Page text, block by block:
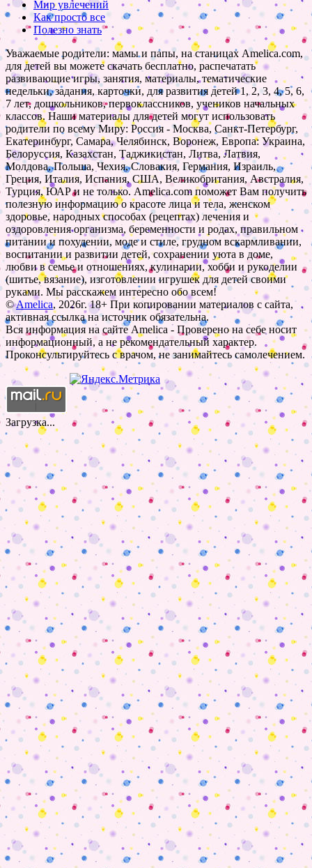
Мир увлечений
Как просто все
Полезно знать
Уважаемые родители: мамы и папы, на станицах Amelica.com,
для детей вы можете скачать бесплатно, распечатать
развивающие игры, занятия, материалы, тематические
недельки, задания, карточки, для развития детей 1, 2, 3, 4, 5, 6,
7 лет, дошкольников, первоклассников, учеников начальных
классов. Наши материалы для детей могут использовать
родители по всему Миру: Россия - Москва, Санкт-Петербург,
Екатеринбург, Самара, Челябинск, Воронеж, Европа: Украина,
Белоруссия, Казахстан, Таджикистан, Литва, Латвия,
Молдова, Польша, Чехия, Словакия, Германия, Израиль,
Греция, Италия, Испания, США, Великобритания, Австралия,
Турция, ЮАР и не только. Amelica.com поможет Вам получить
полезную информацию о красоте лица и тела, женском
здоровье, народных способах (рецептах) лечения и
оздоровления организма, беременности и родах, правильном
питании и похудении, моде и стиле, грудном вскармливании,
воспитании и развитии детей, сохранении уюта в доме,
любви в семье и отношениях, кулинарии, хобби и рукоделии
(шитье, вязание), изготовлении игрушек для детей своими
руками. Мы расскажем интересно обо всем!
©Amelica, 2026г. 18+ При копировании материалов с сайта,
активная ссылка на источник обязательна.
Вся информация на сайте Amelica - Проверено на себе носит
информационный, а не рекомендательный характер.
Проконсультируйтесь с врачом, не занимайтесь самолечением.
Загрузка...